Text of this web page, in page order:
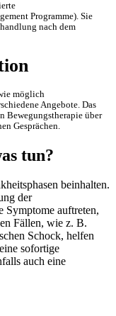
Programme). Sie
nach dem
möglich
Angebote. Das
Bewegungstherapie über
Gesprächen.
tun?
beinhalten.
der
Symptome auftreten,
Fällen, wie z. B.
Schock, helfen
sofortige
auch eine